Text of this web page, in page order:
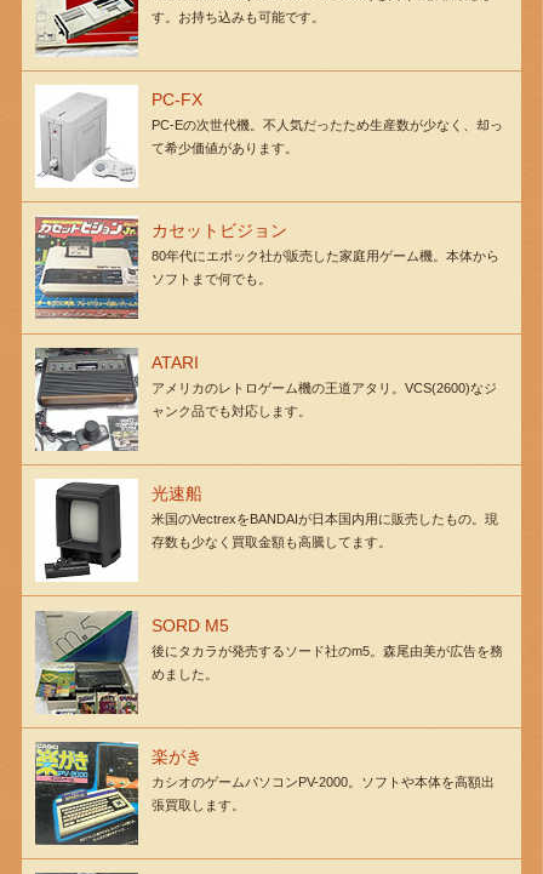
す。お持ち込みも可能です。
PC-FX
PC-Eの次世代機。不人気だったため生産数が少なく、却っ
て希少価値があります。
カセットビジョン
80年代にエポック社が販売した家庭用ゲーム機。本体から
ソフトまで何でも。
ATARI
アメリカのレトロゲーム機の王道アタリ。VCS(2600)なジ
ャンク品でも対応します。
光速船
米国のVectrexをBANDAIが日本国内用に販売したもの。現
存数も少なく買取金額も高騰してます。
SORD M5
後にタカラが発売するソード社のm5。森尾由美が広告を務
めました。
楽がき
カシオのゲームパソコンPV-2000。ソフトや本体を高額出
張買取します。